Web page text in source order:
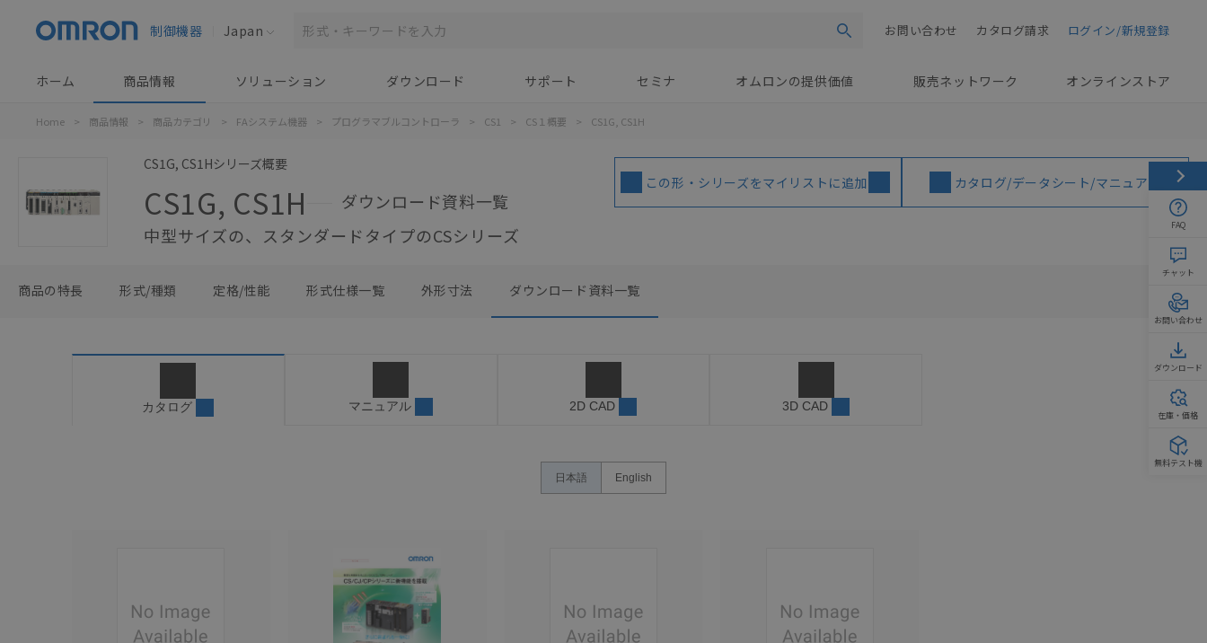
制御機器 Japan 検索 ログイン/新規登録
カタログ請求
お問い合わせ
ホーム 商品情報 ソリューション ダウンロード サポート セミナ オムロンの提供価値 販売ネットワーク オンラインストア
Home > 商品情報 > 商品カテゴリ > FAシステム機器 > プログラマブルコントローラ > CS1 > CS１概要 > CS1G, CS1H
CS1G, CS1Hシリーズ概要
CS1G, CS1H
ダウンロード資料一覧
中型サイズの、スタンダードタイプのCSシリーズ
この形・シリーズをマイリストに追加 カタログ/データシート/マニュアル
商品の特長 形式/種類 定格/性能 形式仕様一覧 外形寸法 ダウンロード資料一覧
カタログ マニュアル 2D CAD 3D CAD
日本語 English
FAQ
チャット
お問い合わせ
ダウンロード
在庫・価格
無料テスト機